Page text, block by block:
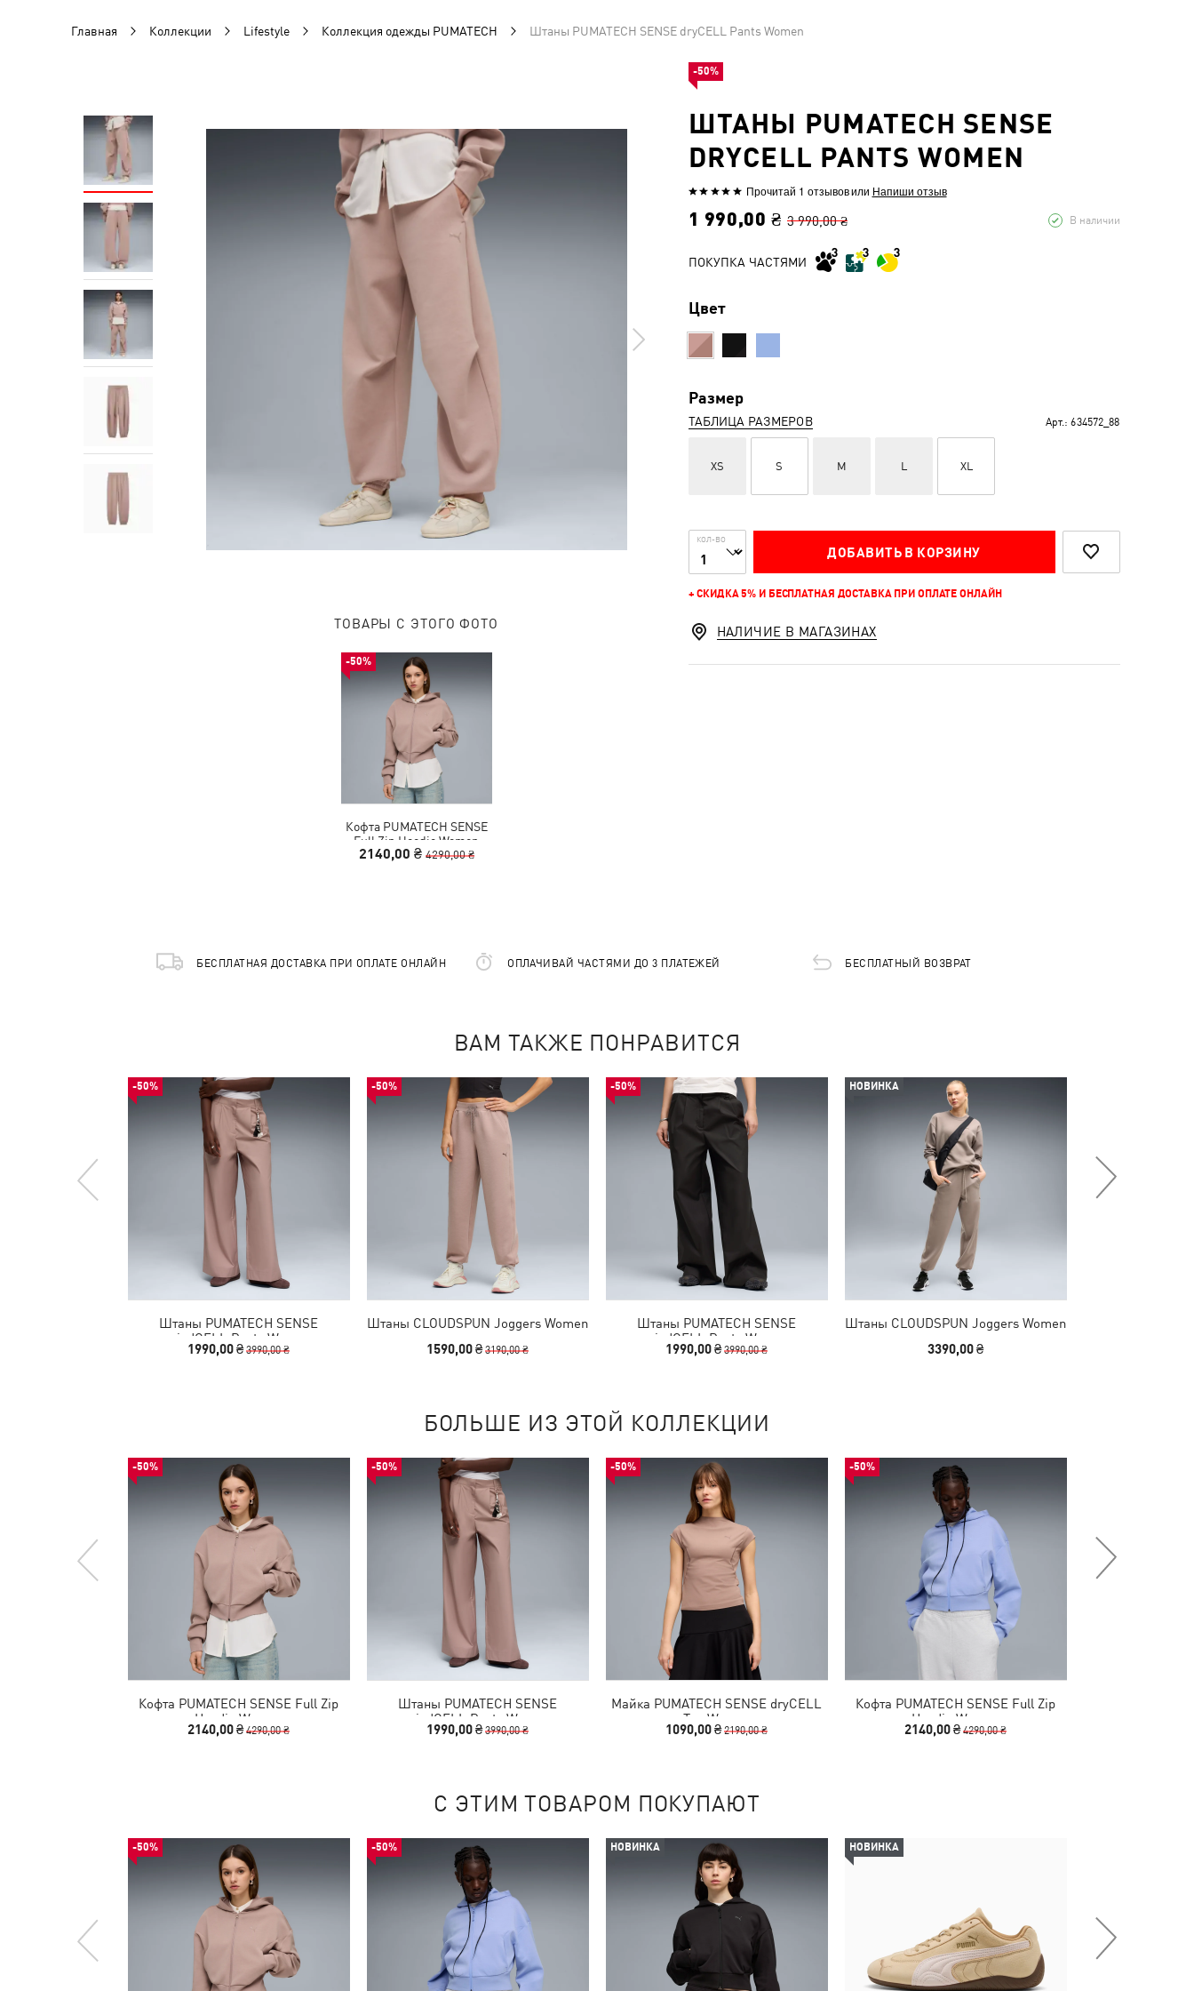
Главная Коллекции Lifestyle Коллекция одежды PUMATECH Штаны PUMATECH SENSE dryCELL Pants Women
ТОВАРЫ С ЭТОГО ФОТО
-50%
Кофта PUMATECH SENSE
Full Zip Hoodie Women
2140,00 ₴ 4290,00 ₴
ШТАНЫ PUMATECH SENSE
DRYCELL PANTS WOMEN
Выбрана
оценка
5из
Прочитай 1 отзывовили Напиши отзыв
1 990,00 ₴ 3 990,00 ₴ В наличии
ПОКУПКА ЧАСТЯМИ
Цвет
Размер
ТАБЛИЦА РАЗМЕРОВ Арт.: 634572_88
XS S M L XL
КОЛ-ВО
ДОБАВИТЬ В КОРЗИНУ
+ СКИДКА 5% И БЕСПЛАТНАЯ ДОСТАВКА ПРИ ОПЛАТЕ ОНЛАЙН
-50%
НАЛИЧИЕ В МАГАЗИНАХ
БЕСПЛАТНАЯ ДОСТАВКА ПРИ ОПЛАТЕ ОНЛАЙН ОПЛАЧИВАЙ ЧАСТЯМИ ДО 3 ПЛАТЕЖЕЙ БЕСПЛАТНЫЙ ВОЗВРАТ
ВАМ ТАКЖЕ ПОНРАВИТСЯ
-50%
Штаны PUMATECH SENSE
windCELL Pants Women
1990,00 ₴3990,00 ₴
-50%
Штаны CLOUDSPUN Joggers Women
1590,00 ₴3190,00 ₴
-50%
Штаны PUMATECH SENSE
windCELL Pants Women
1990,00 ₴3990,00 ₴
НОВИНКА
Штаны CLOUDSPUN Joggers Women
3390,00 ₴
БОЛЬШЕ ИЗ ЭТОЙ КОЛЛЕКЦИИ
-50%
Кофта PUMATECH SENSE Full Zip
Hoodie Women
2140,00 ₴4290,00 ₴
-50%
Штаны PUMATECH SENSE
windCELL Pants Women
1990,00 ₴3990,00 ₴
-50%
Майка PUMATECH SENSE dryCELL
Tee Women
1090,00 ₴2190,00 ₴
-50%
Кофта PUMATECH SENSE Full Zip
Hoodie Women
2140,00 ₴4290,00 ₴
С ЭТИМ ТОВАРОМ ПОКУПАЮТ
-50% -50% НОВИНКА НОВИНКА